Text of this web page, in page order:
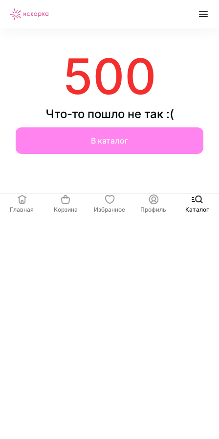
500
Что-то пошло не так :(
В каталог
Главная Корзина Избранное Профиль Каталог